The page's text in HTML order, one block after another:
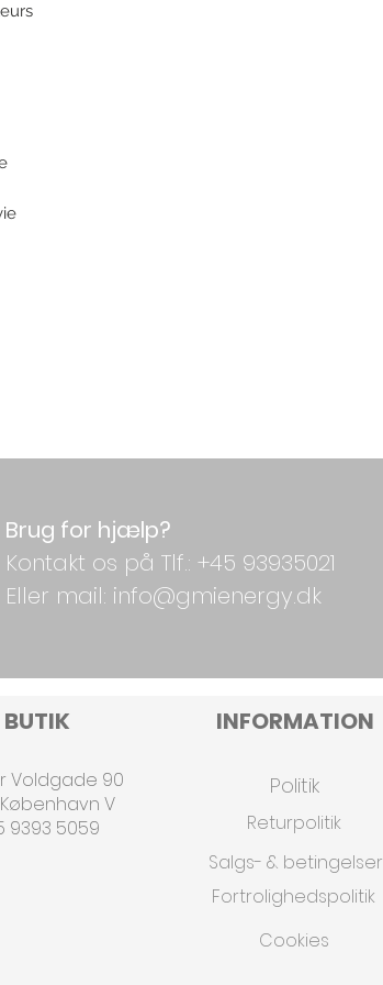
Brug for hjælp?
Kontakt os på Tlf.: +45 93935021
Eller mail: info@gmienergy.dk
BUTIK INFORMATION
Voldgade 90
V
9393 5059
Politik
Returpolitik
Salgs- & betingelser
Fortrolighedspolitik
Cookies